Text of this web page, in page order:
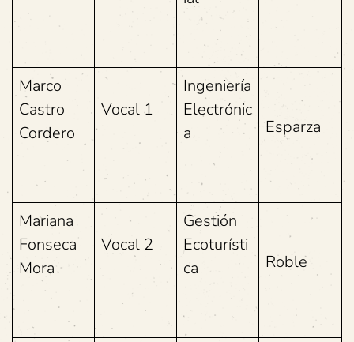
Marco
Castro
Cordero
Vocal 1
Ingeniería
Electrónic
a
Esparza
Mariana
Fonseca
Mora
Vocal 2
Gestión
Ecoturísti
ca
Roble